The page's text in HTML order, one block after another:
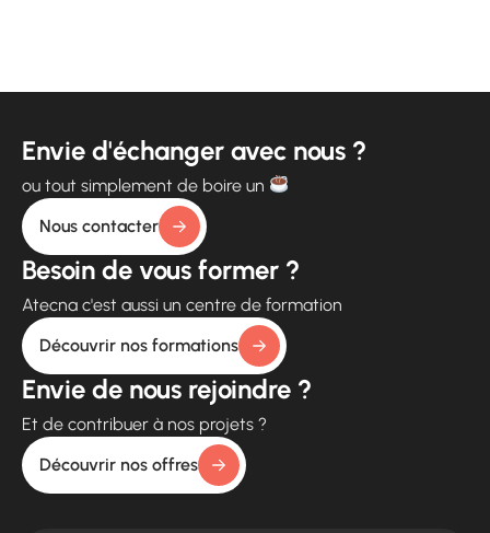
Envie d'échanger avec nous ?
ou tout simplement de boire un
Nous contacter
Besoin de vous former ?
Atecna c'est aussi un centre de formation
Découvrir nos formations
Envie de nous rejoindre ?
Et de contribuer à nos projets ?
Découvrir nos offres